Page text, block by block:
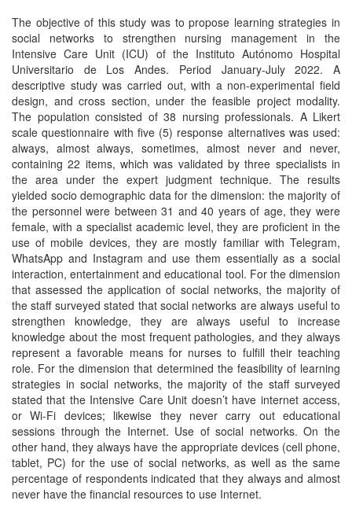
The objective of this study was to propose learning strategies in
social networks to strengthen nursing management in the
Intensive Care Unit (ICU) of the Instituto Autónomo Hospital
Universitario de Los Andes. Period January-July 2022. A
descriptive study was carried out, with a non-experimental field
design, and cross section, under the feasible project modality.
The population consisted of 38 nursing professionals. A Likert
scale questionnaire with five (5) response alternatives was used:
always, almost always, sometimes, almost never and never,
containing 22 items, which was validated by three specialists in
the area under the expert judgment technique. The results
yielded socio demographic data for the dimension: the majority of
the personnel were between 31 and 40 years of age, they were
female, with a specialist academic level, they are proficient in the
use of mobile devices, they are mostly familiar with Telegram,
WhatsApp and Instagram and use them essentially as a social
interaction, entertainment and educational tool. For the dimension
that assessed the application of social networks, the majority of
the staff surveyed stated that social networks are always useful to
strengthen knowledge, they are always useful to increase
knowledge about the most frequent pathologies, and they always
represent a favorable means for nurses to fulfill their teaching
role. For the dimension that determined the feasibility of learning
strategies in social networks, the majority of the staff surveyed
stated that the Intensive Care Unit doesn’t have internet access,
or Wi-Fi devices; likewise they never carry out educational
sessions through the Internet. Use of social networks. On the
other hand, they always have the appropriate devices (cell phone,
tablet, PC) for the use of social networks, as well as the same
percentage of respondents indicated that they always and almost
never have the financial resources to use Internet.